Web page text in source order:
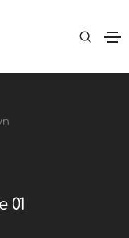
01